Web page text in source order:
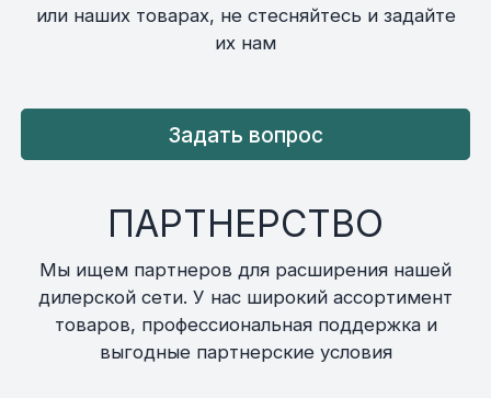
или наших товарах, не стесняйтесь и задайте
их нам
Задать вопрос
ПАРТНЕРСТВО
Мы ищем партнеров для расширения нашей
дилерской сети. У нас широкий ассортимент
товаров, профессиональная поддержка и
выгодные партнерские условия